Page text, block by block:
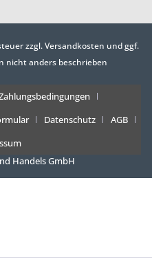
zzgl.Versandkosten und ggf.
nicht anders beschrieben
Datenschutz
AGB
Handels GmbH